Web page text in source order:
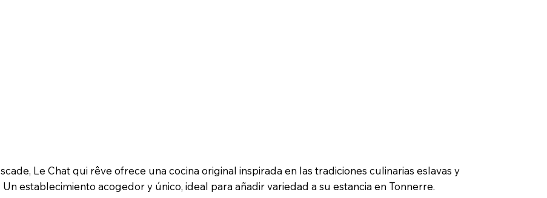
Le Chat qui rêve ofrece una cocina original inspirada en las tradiciones culinarias eslavas y
establecimiento acogedor y único, ideal para añadir variedad a su estancia en Tonnerre.